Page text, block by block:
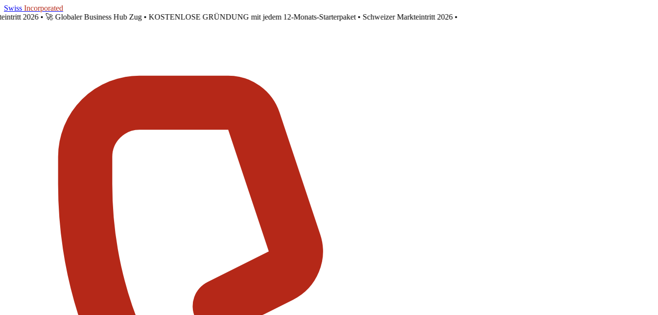
Skip to main content
Swiss Incorporated
2026 • 🚀 Globaler Business Hub Zug • KOSTENLOSE GRÜNDUNG mit jedem 12-Monats-Starterpaket • Schweizer Markteintritt 2026 •